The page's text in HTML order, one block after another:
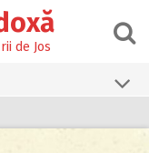
de Jos